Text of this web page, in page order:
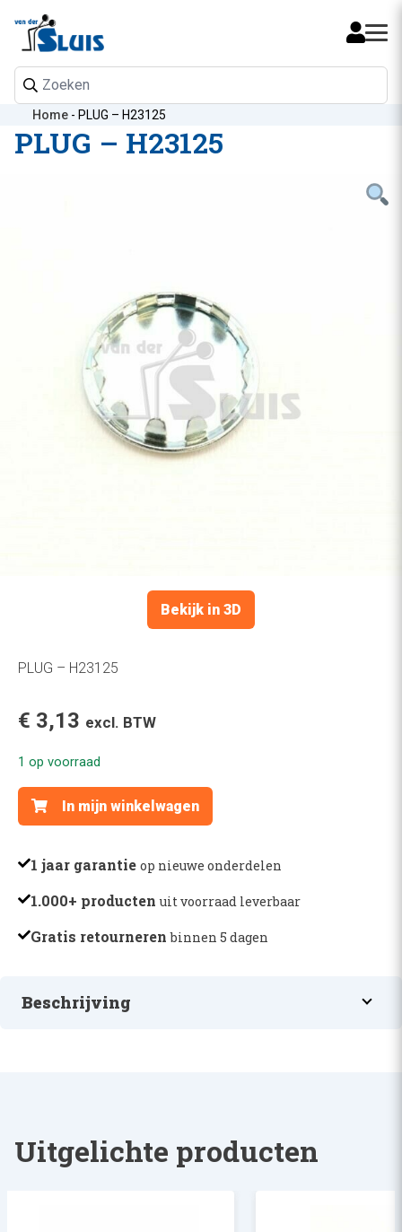
Mijn
Home - PLUG – H23125
PLUG – H23125
Bekijk in 3D
PLUG – H23125
€ 3,13 excl. BTW
1 op voorraad
PLUG
-
aantal
In mijn winkelwagen
1 jaar garantie op nieuwe onderdelen
1.000+ producten uit voorraad leverbaar
Gratis retournerenbinnen 5 dagen
Beschrijving
Uitgelichte producten